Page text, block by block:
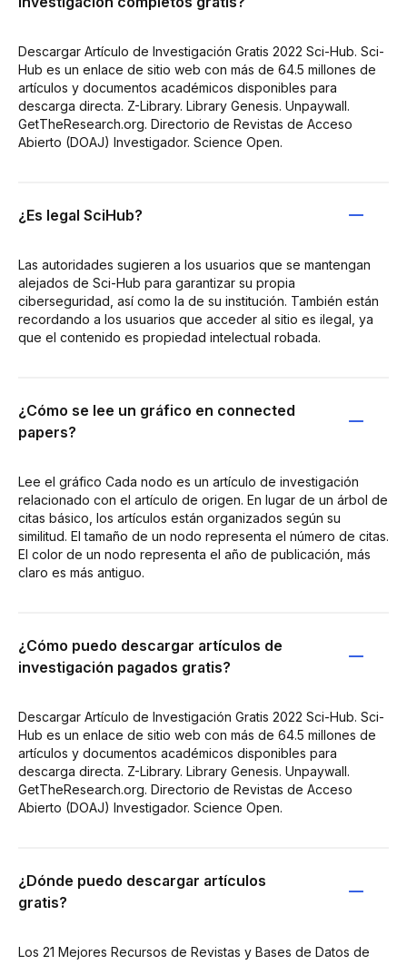
Descargar Artículo de Investigación Gratis 2022 Sci-Hub. Sci-
Hub es un enlace de sitio web con más de 64.5 millones de
artículos y documentos académicos disponibles para
descarga directa. Z-Library. Library Genesis. Unpaywall.
GetTheResearch.org. Directorio de Revistas de Acceso
Abierto (DOAJ) Investigador. Science Open.
¿Es legal SciHub?
Las autoridades sugieren a los usuarios que se mantengan
alejados de Sci-Hub para garantizar su propia
ciberseguridad, así como la de su institución. También están
recordando a los usuarios que acceder al sitio es ilegal, ya
que el contenido es propiedad intelectual robada.
¿Cómo se lee un gráfico en connected
papers?
Lee el gráfico Cada nodo es un artículo de investigación
relacionado con el artículo de origen. En lugar de un árbol de
citas básico, los artículos están organizados según su
similitud. El tamaño de un nodo representa el número de citas.
El color de un nodo representa el año de publicación, más
claro es más antiguo.
¿Cómo puedo descargar artículos de
investigación pagados gratis?
Descargar Artículo de Investigación Gratis 2022 Sci-Hub. Sci-
Hub es un enlace de sitio web con más de 64.5 millones de
artículos y documentos académicos disponibles para
descarga directa. Z-Library. Library Genesis. Unpaywall.
GetTheResearch.org. Directorio de Revistas de Acceso
Abierto (DOAJ) Investigador. Science Open.
¿Dónde puedo descargar artículos
gratis?
Los 21 Mejores Recursos de Revistas y Bases de Datos de